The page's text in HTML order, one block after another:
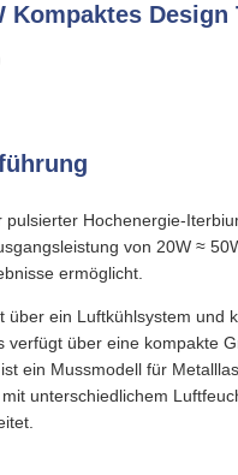
Kompaktes
pulsierter Hochenergie-
von 20W ≈
ermöglicht.
über ein Luftkühlsystem
verfügt über eine kompakte
ein Mussmodell für
unterschiedlichem